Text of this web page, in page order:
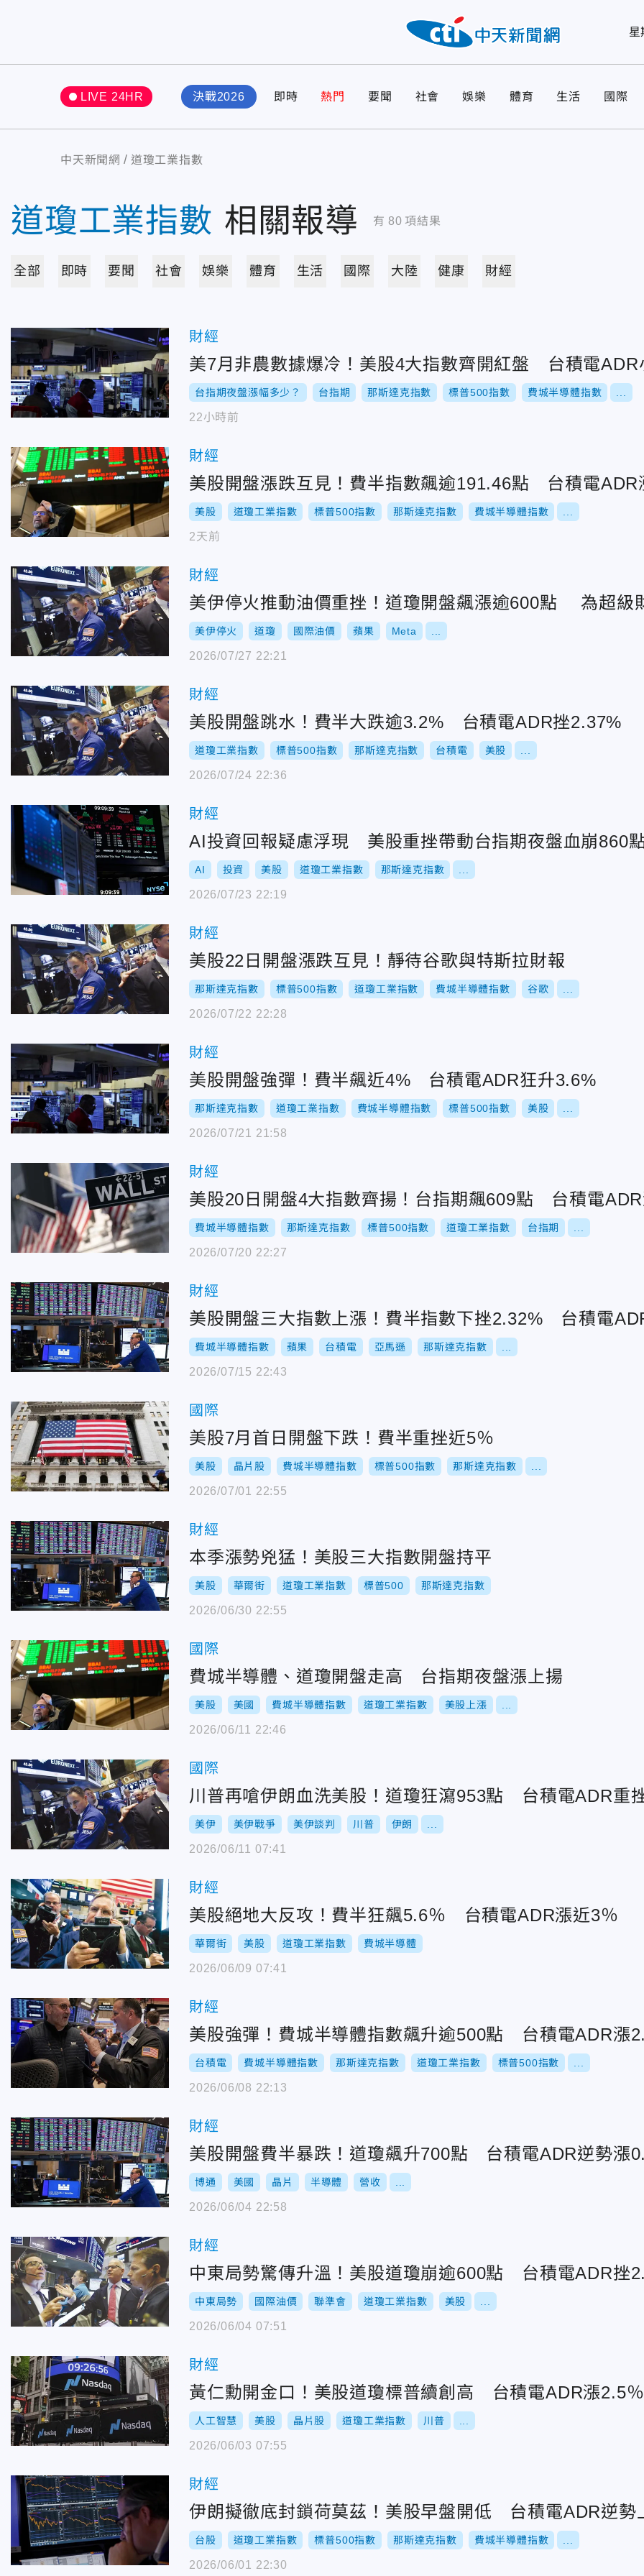
星
LIVE 24HR 決戰2026 即時 熱門 要聞 社會 娛樂 體育 生活 國際
中天新聞網 道瓊工業指數
道瓊工業指數 相關報導 有 80 項結果
全部 即時 要聞 社會 娛樂 體育 生活 國際 大陸 健康 財經
財經
美7月非農數據爆冷！美股4大指數齊開紅盤 台積電ADR
台指期夜盤漲幅多少？ 台指期 那斯達克指數 標普500指數 費城半導體指數
22小時前
財經
美股開盤漲跌互見！費半指數飆逾191.46點 台積電ADR
美股 道瓊工業指數 標普500指數 那斯達克指數 費城半導體指數
2天前
財經
美伊停火推動油價重挫！道瓊開盤飆漲逾600點 為超級
美伊停火 道瓊 國際油價 蘋果 Meta
2026/07/27 22:21
財經
美股開盤跳水！費半大跌逾3.2% 台積電ADR挫2.37%
道瓊工業指數 標普500指數 那斯達克指數 台積電 美股
2026/07/24 22:36
財經
AI投資回報疑慮浮現 美股重挫帶動台指期夜盤血崩860
AI 投資 美股 道瓊工業指數 那斯達克指數
2026/07/23 22:19
財經
美股22日開盤漲跌互見！靜待谷歌與特斯拉財報
那斯達克指數 標普500指數 道瓊工業指數 費城半導體指數 谷歌
2026/07/22 22:28
財經
美股開盤強彈！費半飆近4% 台積電ADR狂升3.6%
那斯達克指數 道瓊工業指數 費城半導體指數 標普500指數 美股
2026/07/21 21:58
財經
美股20日開盤4大指數齊揚！台指期飆609點 台積電
費城半導體指數 那斯達克指數 標普500指數 道瓊工業指數 台指期
2026/07/20 22:27
財經
美股開盤三大指數上漲！費半指數下挫2.32% 台積電
費城半導體指數 蘋果 台積電 亞馬遜 那斯達克指數
2026/07/15 22:43
國際
美股7月首日開盤下跌！費半重挫近5％
美股 晶片股 費城半導體指數 標普500指數 那斯達克指數
2026/07/01 22:55
財經
本季漲勢兇猛！美股三大指數開盤持平
美股 華爾街 道瓊工業指數 標普500 那斯達克指數
2026/06/30 22:55
國際
費城半導體、道瓊開盤走高 台指期夜盤漲上揚
美股 美國 費城半導體指數 道瓊工業指數 美股上漲
2026/06/11 22:46
國際
川普再嗆伊朗血洗美股！道瓊狂瀉953點 台積電ADR重
美伊 美伊戰爭 美伊談判 川普 伊朗
2026/06/11 07:41
財經
美股絕地大反攻！費半狂飆5.6％ 台積電ADR漲近3％
華爾街 美股 道瓊工業指數 費城半導體
2026/06/09 07:41
財經
美股強彈！費城半導體指數飆升逾500點 台積電ADR漲
台積電 費城半導體指數 那斯達克指數 道瓊工業指數 標普500指數
2026/06/08 22:13
財經
美股開盤費半暴跌！道瓊飆升700點 台積電ADR逆勢漲
博通 美國 晶片 半導體 營收
2026/06/04 22:58
財經
中東局勢驚傳升溫！美股道瓊崩逾600點 台積電ADR挫
中東局勢 國際油價 聯準會 道瓊工業指數 美股
2026/06/04 07:51
財經
黃仁勳開金口！美股道瓊標普續創高 台積電ADR漲2.5％
人工智慧 美股 晶片股 道瓊工業指數 川普
2026/06/03 07:55
財經
伊朗擬徹底封鎖荷莫茲！美股早盤開低 台積電ADR逆勢
台股 道瓊工業指數 標普500指數 那斯達克指數 費城半導體指數
2026/06/01 22:30